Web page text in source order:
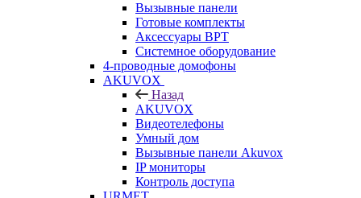
Вызывные панели
Готовые комплекты
Аксессуары BPT
Системное оборудование
4-проводные домофоны
AKUVOX
Назад
AKUVOX
Видеотелефоны
Умный дом
Вызывные панели Akuvox
IP мониторы
Контроль доступа